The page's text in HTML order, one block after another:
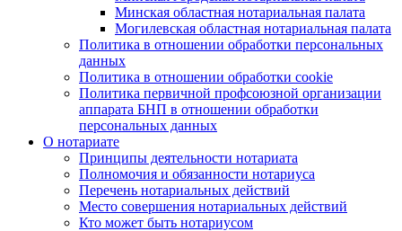
Минская областная нотариальная палата
Могилевская областная нотариальная палата
Политика в отношении обработки персональных
данных
Политика в отношении обработки cookie
Политика первичной профсоюзной организации
аппарата БНП в отношении обработки
персональных данных
О нотариате
Принципы деятельности нотариата
Полномочия и обязанности нотариуса
Перечень нотариальных действий
Место совершения нотариальных действий
Кто может быть нотариусом